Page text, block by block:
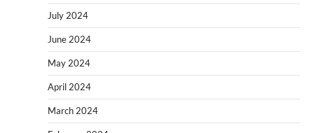
July 2024
June 2024
May 2024
April 2024
March 2024